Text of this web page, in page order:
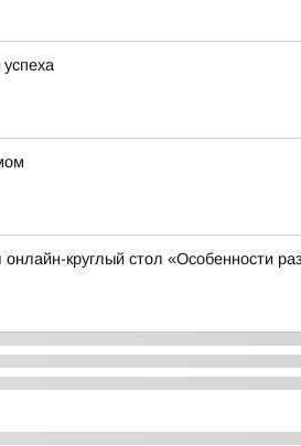
онлайн-круглый стол «Особенности